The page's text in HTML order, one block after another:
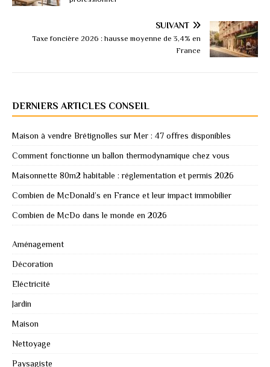
SUIVANT
Taxe foncière 2026 : hausse moyenne de 3,4% en
France
DERNIERS ARTICLES CONSEIL
Maison à vendre Brétignolles sur Mer : 47 offres disponibles
Comment fonctionne un ballon thermodynamique chez vous
Maisonnette 80m2 habitable : réglementation et permis 2026
Combien de McDonald’s en France et leur impact immobilier
Combien de McDo dans le monde en 2026
Aménagement
Décoration
Eléctricité
Jardin
Maison
Nettoyage
Paysagiste